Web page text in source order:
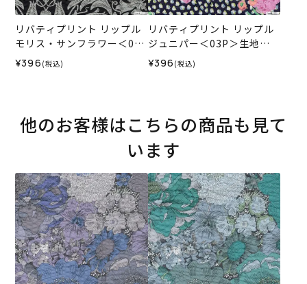
リバティプリント リップル
モリス・サンフラワー＜09
BL＞生地 （ホビーラホビー
レオリジナル）2026SS
¥396 (税込)
リバティプリント リップル
ジュニパー＜03P＞生地
（ホビーラホビーレオリジ
ナル）2025SS
¥396 (税込)
他のお客様はこちらの商品も見て
います